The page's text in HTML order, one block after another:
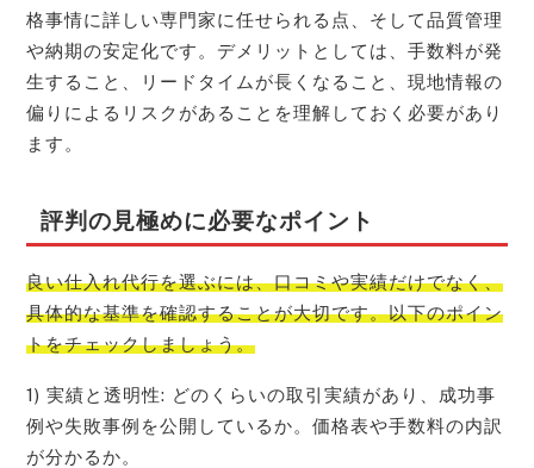
格事情に詳しい専門家に任せられる点、そして品質管理
や納期の安定化です。デメリットとしては、手数料が発
生すること、リードタイムが長くなること、現地情報の
偏りによるリスクがあることを理解しておく必要があり
ます。
評判の見極めに必要なポイント
良い仕入れ代行を選ぶには、口コミや実績だけでなく、
具体的な基準を確認することが大切です。以下のポイン
トをチェックしましょう。
1) 実績と透明性: どのくらいの取引実績があり、成功事
例や失敗事例を公開しているか。価格表や手数料の内訳
が分かるか。